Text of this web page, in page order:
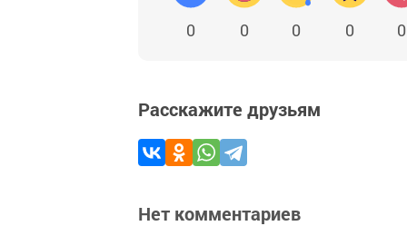
0 0 0 0 0
Расскажите друзьям
Нет комментариев